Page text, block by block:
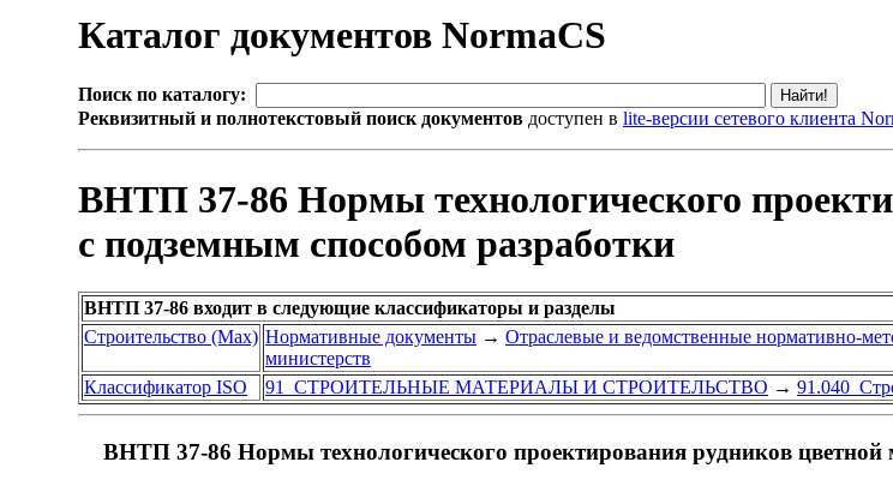
Каталог документов NormaCS
Поиск по каталогу:
Реквизитный и полнотекстовый поиск документов доступен в lite-версии сетевого клиента
ВНТП 37-86 Нормы технологического
с подземным способом разработки
ВНТП 37-86 входит в следующие классификаторы и разделы
Строительство (Max) Нормативные документы → Отраслевые и ведомственные нормативно-
министерств
Классификатор ISO
91 СТРОИТЕЛЬНЫЕ МАТЕРИАЛЫ И СТРОИТЕЛЬСТВО → 91.040
ВНТП 37-86 Нормы технологического проектирования рудников цветной